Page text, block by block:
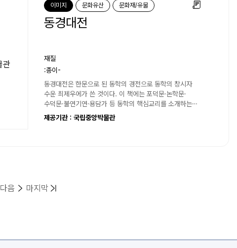
이미지 문화유산 문화재/유물
동경대전
재질
:종이-
동경대전은 한문으로 된 동학의 경전으로 동학의 창시자
수운 최제우에가 쓴 것이다. 이 책에는 포덕문·논학문·
수덕문·불연기연·용담가 등 동학의 핵심교리를 소개하는
글들이 수록되어 있다. 동경대전은...
제공기관 : 국립중앙박물관
다음목록마지막목록